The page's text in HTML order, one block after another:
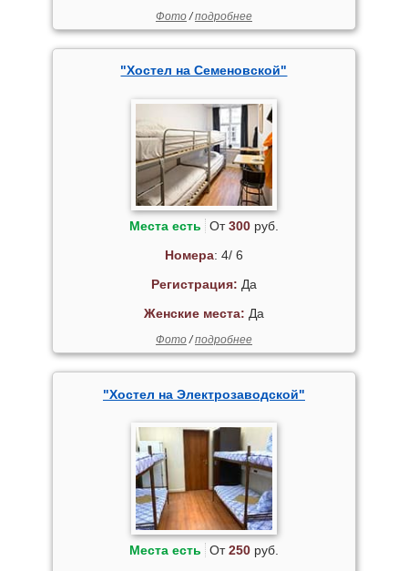
Фото/подробнее
"Хостел на Семеновской"
Места есть От300руб.
Номера: 4/ 6
Регистрация: Да
Женские места: Да
Фото/подробнее
"Хостел на Электрозаводской"
Места есть От250руб.